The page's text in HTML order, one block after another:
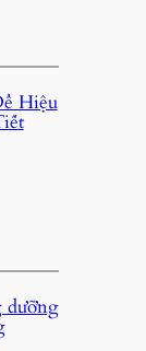
Hiệu
dưỡng